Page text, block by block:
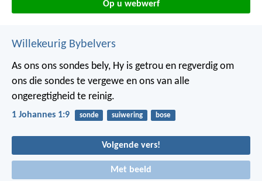
Op u webwerf
Willekeurig Bybelvers
As ons ons sondes bely, Hy is getrou en regverdig om
ons die sondes te vergewe en ons van alle
ongeregtigheid te reinig.
1 Johannes 1:9 sonde suiwering bose
Volgende vers!
Met beeld